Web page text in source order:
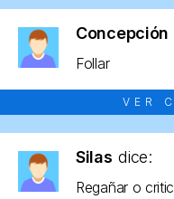
Concepción
Follar
VER
Silas dice:
Regañar o